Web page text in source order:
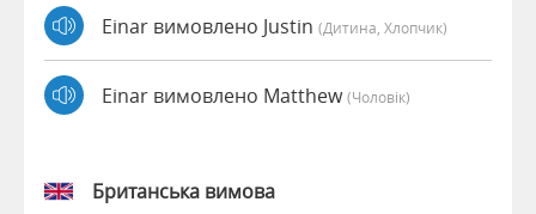
Einar вимовлено Justin (дитина, Хлопчик)
Einar вимовлено Matthew(чоловік)
Британська вимова